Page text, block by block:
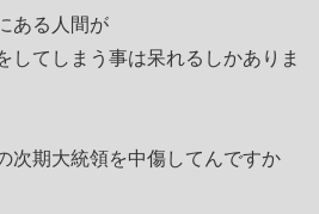
ある人間が
してしまう事は呆れるしかありま
次期大統領を中傷してんですか